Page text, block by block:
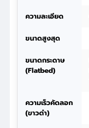
ความละเอียด
ขนาดสูงสุด
ขนาดกระดาษ
(Flatbed)
ความเร็วคัดลอก
(ขาวดำ)